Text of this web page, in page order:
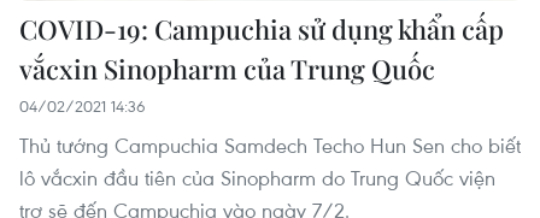
COVID-19: Campuchia sử dụng khẩn cấp
vắcxin Sinopharm của Trung Quốc
04/02/2021 14:36
Thủ tướng Campuchia Samdech Techo Hun Sen cho biết
lô vắcxin đầu tiên của Sinopharm do Trung Quốc viện
trợ sẽ đến Campuchia vào ngày 7/2.